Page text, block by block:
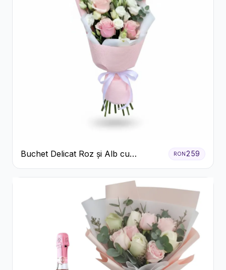
Buchet Delicat Roz și Alb cu
Trandafiri și Lisianthus
RON259